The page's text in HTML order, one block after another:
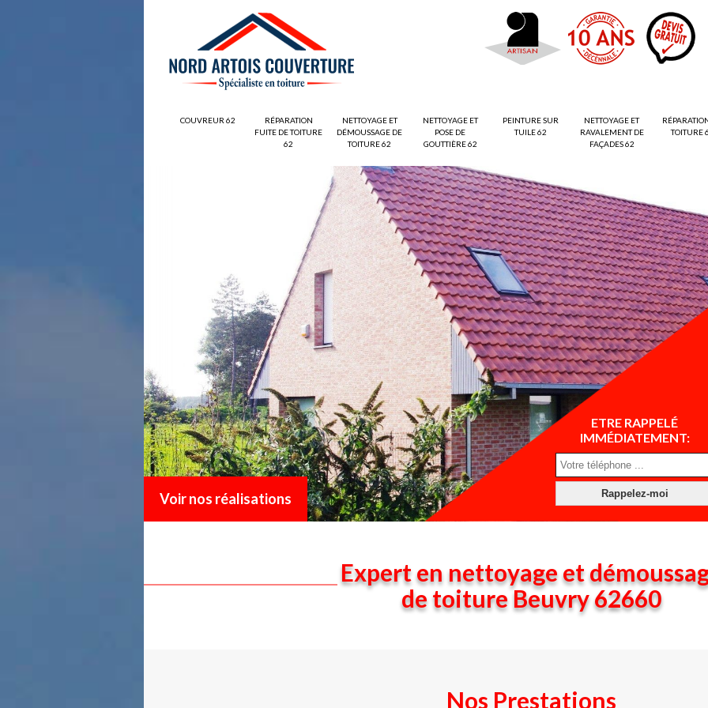
COUVREUR 62
RÉPARATION
FUITE DE TOITURE
62
NETTOYAGE ET
DÉMOUSSAGE DE
TOITURE 62
NETTOYAGE ET
POSE DE
GOUTTIÈRE 62
PEINTURE SUR
TUILE 62
NETTOYAGE ET
RAVALEMENT DE
FAÇADES 62
TOITURE
Voir nos réalisations
ETRE RAPPELÉ
IMMÉDIATEMENT:
Expert en nettoyage et
de toiture Beuvry 62660
Nos Prestations